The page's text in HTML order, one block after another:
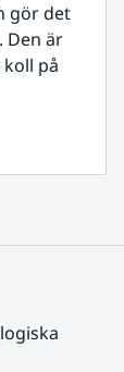
gör det
Den är
på